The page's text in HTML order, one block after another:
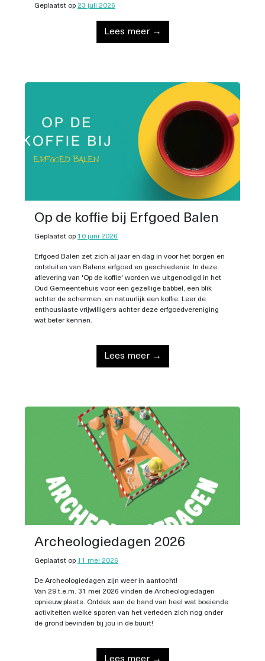
Geplaatst op 23 juli 2026
Lees meer →
Op de koffie bij Erfgoed Balen
Geplaatst op 10 juni 2026
Erfgoed Balen zet zich al jaar en dag in voor het borgen en
ontsluiten van Balens erfgoed en geschiedenis. In deze
aflevering van 'Op de koffie' worden we uitgenodigd in het
Oud Gemeentehuis voor een gezellige babbel, een blik
achter de schermen, en natuurlijk een koffie. Leer de
enthousiaste vrijwilligers achter deze erfgoedvereniging
wat beter kennen.
Lees meer →
Archeologiedagen 2026
Geplaatst op 11 mei 2026
De Archeologiedagen zijn weer in aantocht!
Van 29 t.e.m. 31 mei 2026 vinden de Archeologiedagen
opnieuw plaats. Ontdek aan de hand van heel wat boeiende
activiteiten welke sporen van het verleden zich nog onder
de grond bevinden bij jou in de buurt!